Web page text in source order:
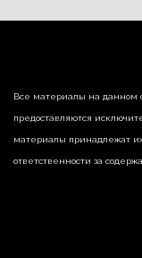
Все материалы на данном
предоставляются
материалы принадлежат
ответственности за